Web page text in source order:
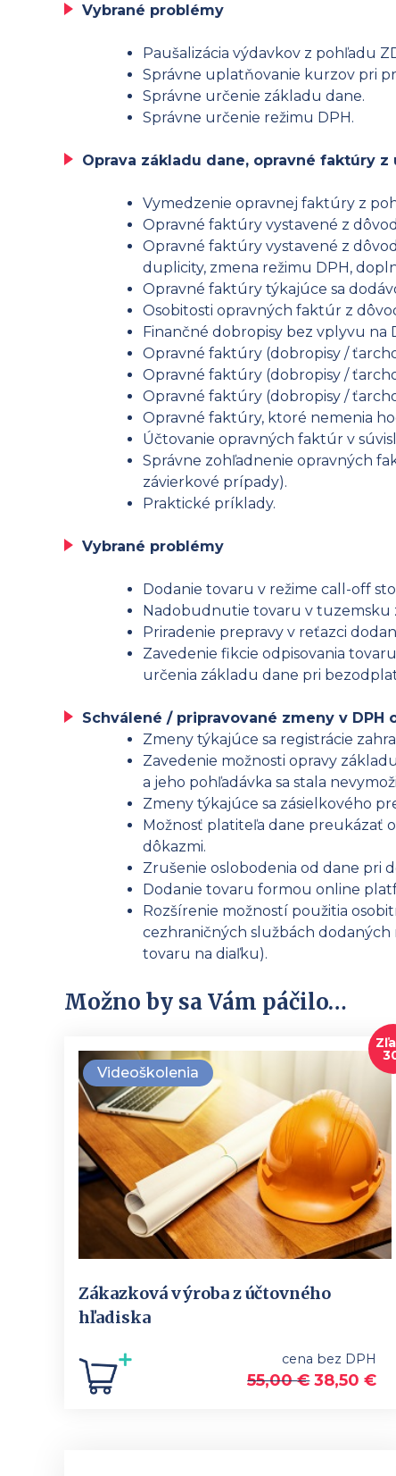
Vybrané problémy
Paušalizácia výdavkov z pohľadu
Správne uplatňovanie kurzov pri
Správne určenie základu dane.
Správne určenie režimu DPH.
Oprava základu dane, opravné faktúry
Vymedzenie opravnej faktúry z
Opravné faktúry vystavené z
Opravné faktúry vystavené z
duplicity, zmena režimu DPH,
Opravné faktúry týkajúce sa
Osobitosti opravných faktúr z
Finančné dobropisy bez vplyvu na
Opravné faktúry (dobropisy /
Opravné faktúry (dobropisy /
Opravné faktúry (dobropisy /
Opravné faktúry, ktoré nemenia
Účtovanie opravných faktúr v
Správne zohľadnenie opravných
závierkové prípady).
Praktické príklady.
Vybrané problémy
Dodanie tovaru v režime call-off
Nadobudnutie tovaru v tuzemsku
Priradenie prepravy v reťazci
Zavedenie fikcie odpisovania
určenia základu dane pri
Schválené / pripravované zmeny v DPH
Zmeny týkajúce sa registrácie
Zavedenie možnosti opravy
a jeho pohľadávka sa stala
Zmeny týkajúce sa zásielkového
Možnosť platiteľa dane preukázať
dôkazmi.
Zrušenie oslobodenia od dane pri
Dodanie tovaru formou online
Rozšírenie možností použitia
cezhraničných službách
tovaru na diaľku).
Možno by sa Vám páčilo…
Videoškolenia
Zákazková výroba z účtovného
hľadiska
cena bez DPH
55,00€ 38,50€